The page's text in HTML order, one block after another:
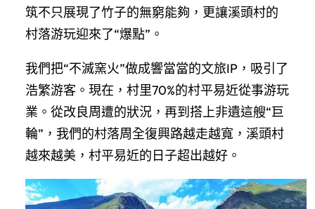
筑不只展現了竹子的無窮能夠，更讓溪頭村的
村落游玩迎來了“爆點”。
我們把“不滅窯火”做成響當當的文旅IP，吸引了
浩繁游客。現在，村里70%的村平易近從事游玩
業。從改良周遭的狀況，再到搭上非遺這艘“巨
輪”，我們的村落周全復興路越走越寬，溪頭村
越來越美，村平易近的日子超出越好。